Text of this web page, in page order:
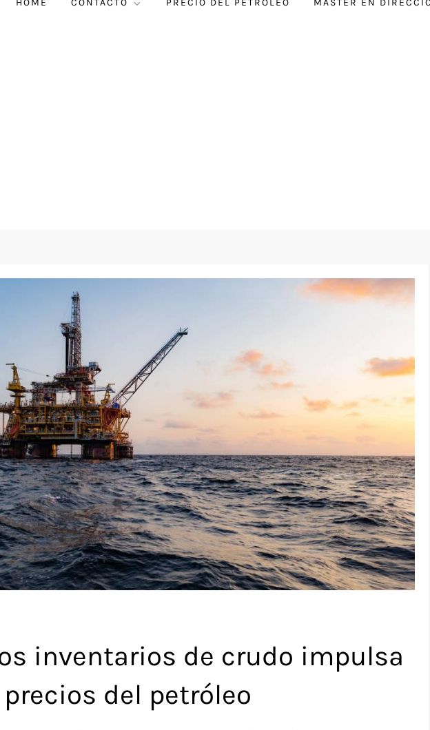
HOME CONTACTO PRECIO DEL PETRÓLEO MÁSTER EN
inventarios de crudo impulsa
del petróleo